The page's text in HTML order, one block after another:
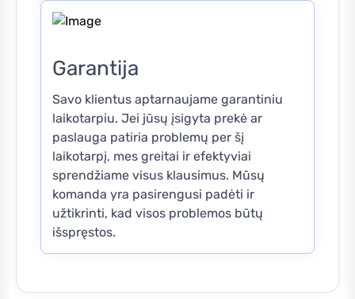
Garantija
Savo klientus aptarnaujame garantiniu
laikotarpiu. Jei jūsų įsigyta prekė ar
paslauga patiria problemų per šį
laikotarpį, mes greitai ir efektyviai
sprendžiame visus klausimus. Mūsų
komanda yra pasirengusi padėti ir
užtikrinti, kad visos problemos būtų
išspręstos.